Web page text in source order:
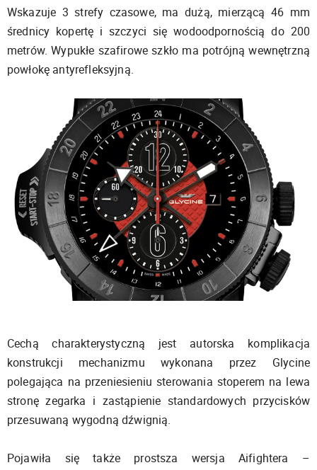
Wskazuje 3 strefy czasowe, ma dużą, mierzącą 46 mm
średnicy kopertę i szczyci się wodoodpornością do 200
metrów. Wypukłe szafirowe szkło ma potrójną wewnętrzną
powłokę antyrefleksyjną.
Cechą charakterystyczną jest autorska komplikacja
konstrukcji mechanizmu wykonana przez Glycine
polegająca na przeniesieniu sterowania stoperem na lewa
stronę zegarka i zastąpienie standardowych przycisków
przesuwaną wygodną dźwignią.
Pojawiła się także prostsza wersja Aifightera –